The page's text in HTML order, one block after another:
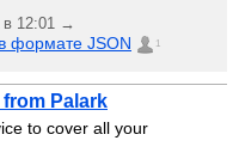
в 12:01 →
формате JSON 1
from Palark
to cover all your